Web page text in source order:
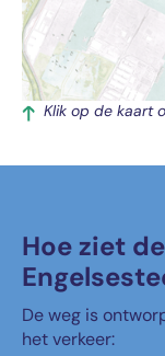
Klik op de kaart
Hoe ziet
De weg is
het verkeer: